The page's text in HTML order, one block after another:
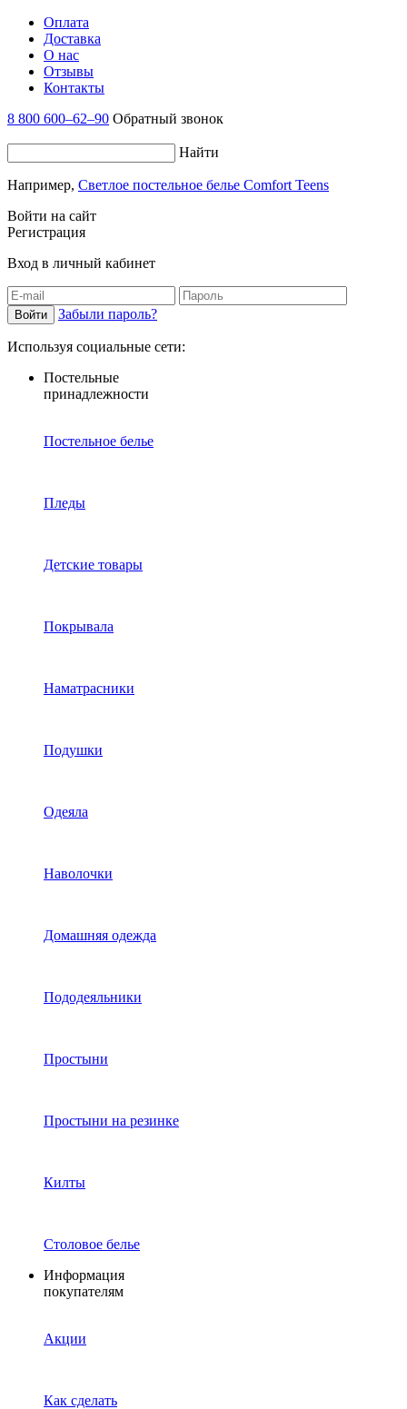
Оплата
Доставка
О нас
Отзывы
Контакты
8 800 600–62–90 Обратный звонок
Найти
Например, Светлое постельное белье Comfort Teens
Войти на сайт
Регистрация
Вход в личный кабинет
Забыли пароль?
Используя социальные сети:
Постельные
принадлежности
Постельное белье
Пледы
Детские товары
Покрывала
Наматрасники
Подушки
Одеяла
Наволочки
Домашняя одежда
Пододеяльники
Простыни
Простыни на резинке
Килты
Столовое белье
Информация
покупателям
Акции
Как сделать